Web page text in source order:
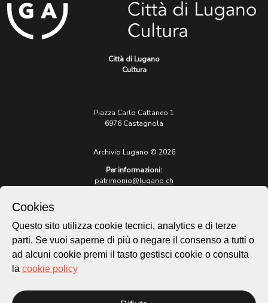
Città di Lugano
Cultura
Piazza Carlo Cattaneo 1
6976 Castagnola
Archivio Lugano © 2026
Per informazioni:
patrimonio@lugano.ch
lugano.ch
Cookie policy
Homepage
Cookies
Questo sito utilizza cookie tecnici, analytics e di terze
parti. Se vuoi saperne di più o negare il consenso a tutti o
ad alcuni cookie premi il tasto gestisci cookie o consulta
la cookie policy